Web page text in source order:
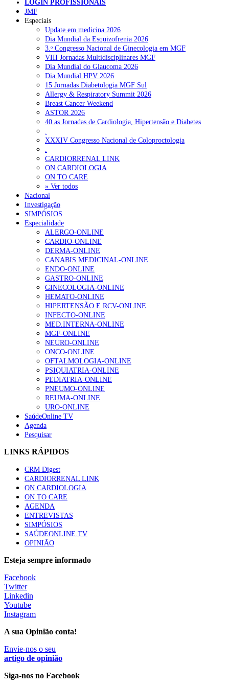
NOTÍCIAS RECENTES
Quase 11.900 jovens recorreram aos cheques psicólogo e
nutricionista no primeiro mês 7 de Agosto, 2026
ULS de Coimbra estreia cirurgia endoscópica do ouvido com
apoio robótico em Portugal 7 de Agosto, 2026
Enfermeiros exigem esclarecimentos sobre eventual gestão
privada da ULS do Algarve 7 de Agosto, 2026
Ordem dos Médicos alerta para riscos no novo sistema de acesso
a consultas e cirurgias
Portugal está a formar os médicos de que precisa?
2026
NOTÍCIAS MAIS LIDAS
Enfermagem Forense. “Da urgência ao tribunal, cada
gesto conta e cada profissional faz a diferença”
202 visualizações
Alguns milhares de utentes podem ficar sem médico de
família com nova regras do registo, alerta associação
155 visualizações
1.º Episódio do Podcast “Frequência Cardio – Sintoniza-
te na Insuficiência Cardíaca” da Bayer
99 visualizações
“Os programas de rastreio do cancro do pulmão são
custo-efetivos e representam um investimento
sustentável para os sistemas de saúde”
88 visualizações
Quase quatro em cada dez doentes com enfarte
86 visualizações
Trodelvy aprovado para primeira linha no cancro da
mama triplo negativo metastático em doentes não
elegíveis para inibidores PD-(L)1
61 visualizações
MAIS NOTÍCIAS
Quase 11.900 jovens recorreram aos cheques psicólogo e
nutricionista no primeiro mês
7 Ago, 2026
ULS de Coimbra estreia cirurgia endoscópica do ouvido com
apoio robótico em Portugal
7 Ago, 2026 0 Comments
LOGIN PROFISSIONAIS
JMF
Especiais
Update em medicina 2026
Dia Mundial da Esquizofrenia 2026
3.ᵒ Congresso Nacional de Ginecologia em MGF
VIII Jornadas Multidisciplinares MGF
Dia Mundial do Glaucoma 2026
Dia Mundial HPV 2026
15 Jornadas Diabetologia MGF Sul
Allergy & Respiratory Summit 2026
Breast Cancer Weekend
ASTOR 2026
40.as Jornadas de Cardiologia, Hipertensão e Diabetes
.
XXXIV Congresso Nacional de Coloproctologia
.
CARDIORRENAL LINK
ON CARDIOLOGIA
ON TO CARE
» Ver todos
Nacional
Investigação
SIMPÓSIOS
Especialidade
ALERGO-ONLINE
CARDIO-ONLINE
DERMA-ONLINE
CANABIS MEDICINAL-ONLINE
ENDO-ONLINE
GASTRO-ONLINE
GINECOLOGIA-ONLINE
HEMATO-ONLINE
HIPERTENSÃO E RCV-ONLINE
INFECTO-ONLINE
MED.INTERNA-ONLINE
MGF-ONLINE
NEURO-ONLINE
ONCO-ONLINE
OFTALMOLOGIA-ONLINE
PSIQUIATRIA-ONLINE
PEDIATRIA-ONLINE
PNEUMO-ONLINE
REUMA-ONLINE
URO-ONLINE
SaúdeOnline TV
Agenda
Pesquisar
LINKS RÁPIDOS
CRM Digest
CARDIORRENAL LINK
ON CARDIOLOGIA
ON TO CARE
AGENDA
ENTREVISTAS
SIMPÓSIOS
SAÚDEONLINE.TV
OPINIÃO
Esteja sempre informado
Facebook
Twitter
Linkedin
Youtube
Instagram
A sua Opinião conta!
Envie-nos o seu
artigo de opinião
Siga-nos no Facebook